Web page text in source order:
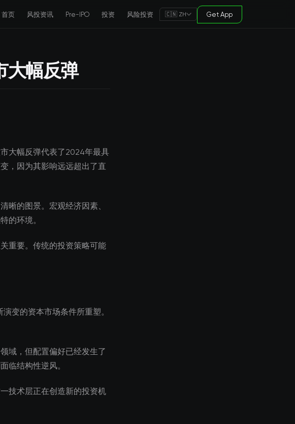
首页 风投资讯 Pre-IPO 投资 风险投资 🇨🇳 ZH Get App
大幅反弹
大幅反弹代表了2024年最具
，因为其影响远远超出了直
晰的图景。宏观经济因素、
的环境。
重要。传统的投资策略可能
变的资本市场条件所重塑。
域，但配置偏好已经发生了
临结构性逆风。
技术层正在创造新的投资机